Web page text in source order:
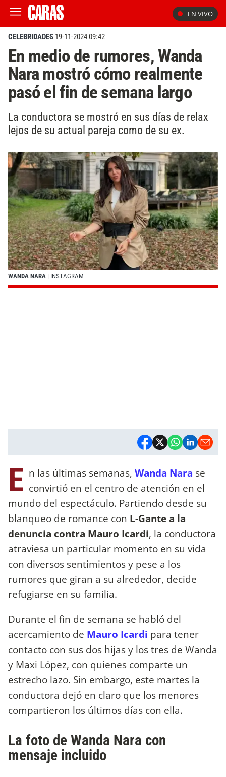
EN VIVO
CELEBRIDADES 19-11-2024 09:42
En medio de rumores, Wanda
Nara mostró cómo realmente
pasó el fin de semana largo
La conductora se mostró en sus días de relax
lejos de su actual pareja como de su ex.
WANDA NARA | INSTAGRAM
E n las últimas semanas, Wanda Nara se
convirtió en el centro de atención en el
mundo del espectáculo. Partiendo desde su
blanqueo de romance con L-Gante a la
denuncia contra Mauro Icardi, la conductora
atraviesa un particular momento en su vida
con diversos sentimientos y pese a los
rumores que giran a su alrededor, decide
refugiarse en su familia.
Durante el fin de semana se habló del
acercamiento de Mauro Icardi para tener
contacto con sus dos hijas y los tres de Wanda
y Maxi López, con quienes comparte un
estrecho lazo. Sin embargo, este martes la
conductora dejó en claro que los menores
compartieron los últimos días con ella.
La foto de Wanda Nara con
mensaje incluido